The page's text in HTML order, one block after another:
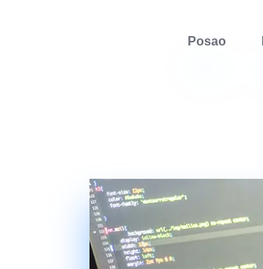
Posao